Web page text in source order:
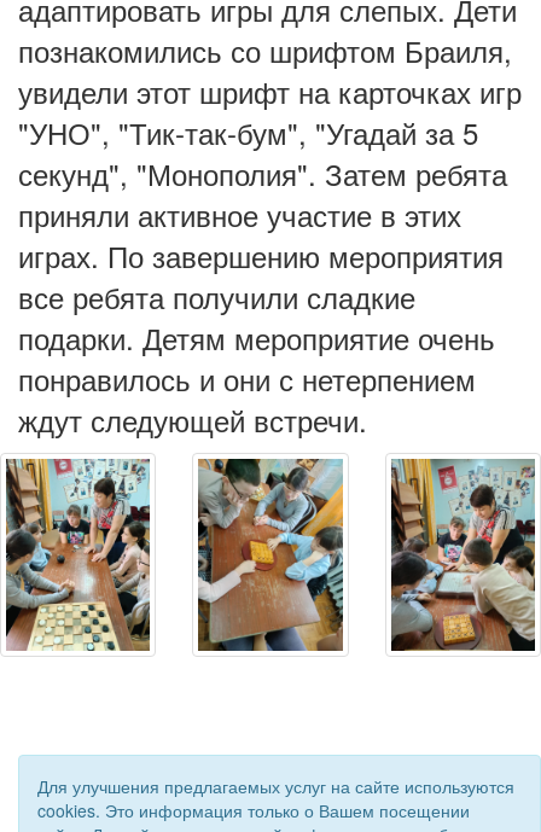
адаптировать игры для слепых. Дети
познакомились со шрифтом Браиля,
увидели этот шрифт на карточках игр
"УНО", "Тик-так-бум", "Угадай за 5
секунд", "Монополия". Затем ребята
приняли активное участие в этих
играх. По завершению мероприятия
все ребята получили сладкие
подарки. Детям мероприятие очень
понравилось и они с нетерпением
ждут следующей встречи.
Для улучшения предлагаемых услуг на сайте используются
cookies. Это информация только о Вашем посещении